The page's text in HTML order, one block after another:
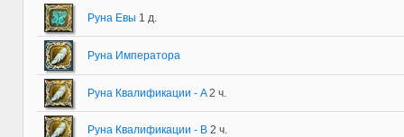
Руна Евы 1 д.
Руна Императора
Руна Квалификации - A2 ч.
Руна Квалификации - B 2 ч.